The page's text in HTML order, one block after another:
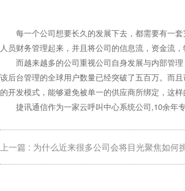
每一个公司想要长久的发展下去，都需要有一套
人员财务管理起来，并且将公司的信息流，资金流
而越来越多的公司重视公司自身发展与内部管理
该后台管理的全球用户数量已经突破了五百万。而
的开发模式，能够避免被单一的供应商所绑定，这
捷讯通信作为一家云呼叫中心系统公司,10余年
上一篇 : 为什么近来很多公司会将目光聚焦如何